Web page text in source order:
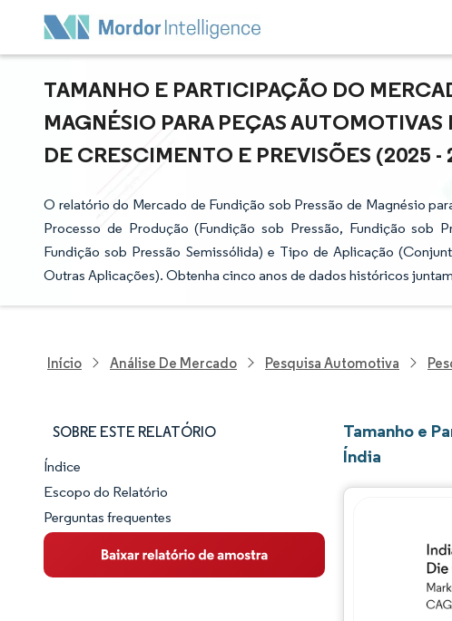
TAMANHO E PARTICIPAÇÃO DO
MAGNÉSIO PARA PEÇAS
DE CRESCIMENTO E PREVISÕES (2025 -
O relatório do Mercado de Fundição sob Pressão de Magnésio
Processo de Produção (Fundição sob Pressão, Fundição sob
Fundição sob Pressão Semissólida) e Tipo de Aplicação
Outras Aplicações). Obtenha cinco anos de dados históricos
Início Análise De Mercado Pesquisa Automotiva
SOBRE ESTE RELATÓRIO
Panorama do Mercado
Visão Geral do Mercado
Principais Tendências de Mercado
Índice
Escopo do Relatório
Perguntas frequentes
Tamanho e
Índia